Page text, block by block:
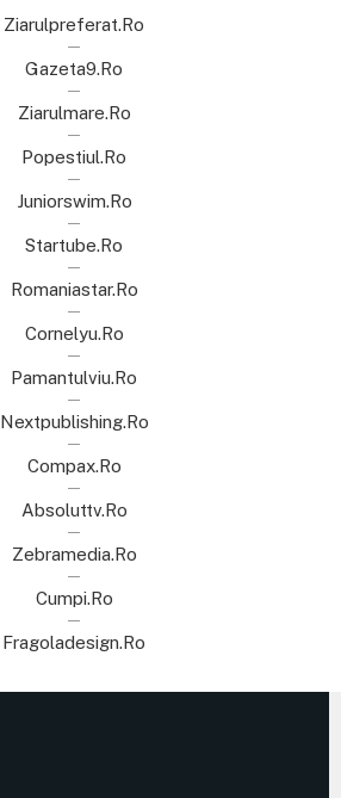
Ziarulpreferat.ro
Gazeta9.ro
Ziarulmare.ro
Popestiul.ro
Juniorswim.ro
Startube.ro
Romaniastar.ro
Cornelyu.ro
Pamantulviu.ro
Nextpublishing.ro
Compax.ro
Absoluttv.ro
Zebramedia.ro
Cumpi.ro
Fragoladesign.ro